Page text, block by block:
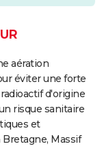
aération
éviter une forte
d'origine
risque sanitaire
et
Massif